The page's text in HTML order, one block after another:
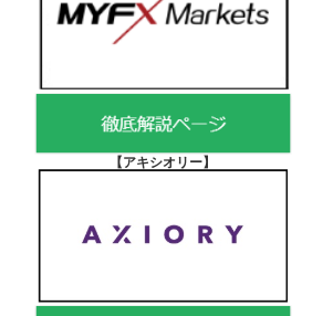
【アキシオリー】